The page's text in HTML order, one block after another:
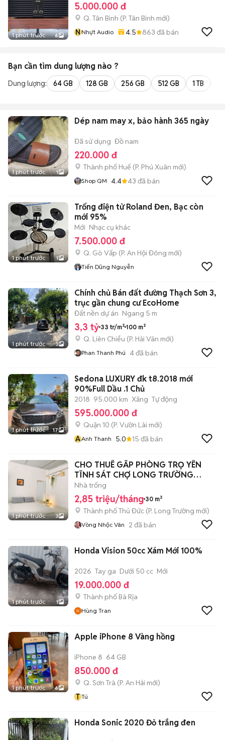
1 phút trước 6
5.000.000 đ
Q. Tân Bình (P. Tân Bình mới)
NNhựt Audio 4.5 863 đã bán
Bạn cần tìm dung lượng nào ?
Dung lượng: 64 GB 128 GB 256 GB 512 GB 1 TB
1 phút trước 1
Dép nam may x, bảo hành 365 ngày
Đã sử dụng Đồ nam
220.000 đ
Thành phố Huế (P. Phú Xuân mới)
Shop QM 4.4 43 đã bán
1 phút trước 1
Trống điện tử Roland Đen, Bạc còn
mới 95%
Mới Nhạc cụ khác
7.500.000 đ
Q. Gò Vấp (P. An Hội Đông mới)
Tiến Dũng Nguyễn
1 phút trước 3
Chính chủ Bán đất đường Thạch Sơn 3,
trục gần chung cư EcoHome
Đất nền dự án Ngang 5 m
3,3 tỷ 33 tr/m² 100 m²
Q. Liên Chiểu (P. Hải Vân mới)
Phan Thanh Phú 4đã bán
1 phút trước 17
Sedona LUXURY đk t8.2018 mới
90%Full Dầu .1 Chủ
2018 95.000 km Xăng Tự động
595.000.000 đ
Quận 10 (P. Vườn Lài mới)
AAnh Thanh 5.0 15 đã bán
1 phút trước 3
CHO THUÊ GẤP PHÒNG TRỌ YÊN
TĨNH SÁT CHỢ LONG TRƯỜNG
đường số S 6
Nhà trống
2,85 triệu/tháng 30 m²
Thành phố Thủ Đức (P. Long Trường mới)
Vòng Nhộc Vân 2 đã bán
1 phút trước 1
Honda Vision 50cc Xám Mới 100%
2026 Tay ga Dưới 50 cc Mới
19.000.000 đ
Thành phố Bà Rịa
Hùng Tran
1 phút trước 6
Apple iPhone 8 Vàng hồng
iPhone 8 64 GB
850.000 đ
Q. Sơn Trà (P. An Hải mới)
T Tú
Honda Sonic 2020 Đỏ trắng đen